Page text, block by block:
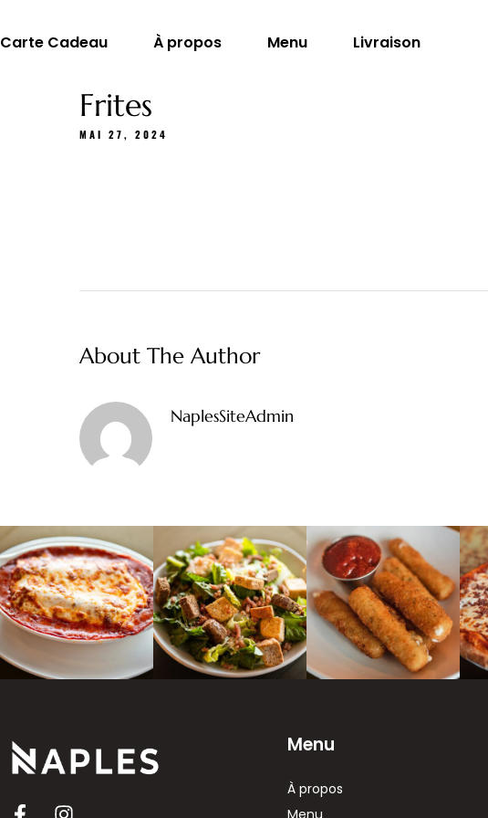
Carte Cadeau À propos Menu Livraison
Frites
MAI 27, 2024
About The Author
NaplesSiteAdmin
Menu
À propos
Menu